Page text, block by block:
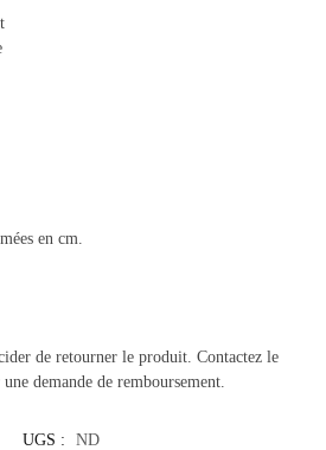
en cm.
de retourner le produit. Contactez le
demande de remboursement.
UGS :
ND